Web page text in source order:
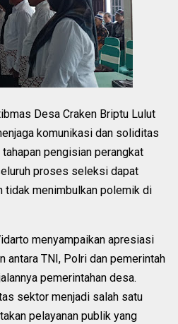
Desa Craken Briptu Lulut
komunikasi dan soliditas
pengisian perangkat
proses seleksi dapat
tidak menimbulkan polemik di
menyampaikan apresiasi
antara TNI, Polri dan pemerintah
pemerintahan desa.
sektor menjadi salah satu
pelayanan publik yang